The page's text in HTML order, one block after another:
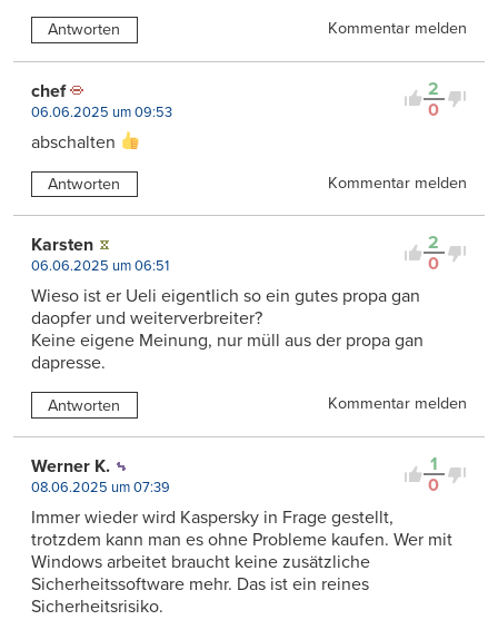
Antworten Kommentar melden
2
0
chef
06.06.2025 um 09:53
abschalten
Antworten Kommentar melden
2
0
Karsten
06.06.2025 um 06:51
Wieso ist er Ueli eigentlich so ein gutes propa gan
daopfer und weiterverbreiter?
Keine eigene Meinung, nur müll aus der propa gan
dapresse.
Antworten Kommentar melden
1
0
Werner K.
08.06.2025 um 07:39
Immer wieder wird Kaspersky in Frage gestellt,
trotzdem kann man es ohne Probleme kaufen. Wer mit
Windows arbeitet braucht keine zusätzliche
Sicherheitssoftware mehr. Das ist ein reines
Sicherheitsrisiko.